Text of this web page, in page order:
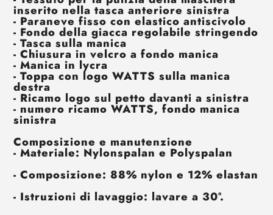
inserito nella tasca anteriore sinistra
- Paraneve fisso con elastico antiscivolo
- Fondo della giacca regolabile stringendo
- Tasca sulla manica
- Chiusura in velcro a fondo manica
- Manica in lycra
- Toppa con logo WATTS sulla manica
destra
- Ricamo logo sul petto davanti a sinistra
- numero ricamo WATTS, fondo manica
sinistra
Composizione e manutenzione
- Materiale: Nylonspalan e Polyspalan
- Composizione: 88% nylon e 12% elastan
- Istruzioni di lavaggio: lavare a 30°.